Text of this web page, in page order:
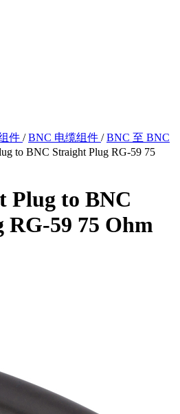
件 / BNC 电缆组件 / BNC 至 BNC
to BNC Straight Plug RG-59 75
Plug to BNC
59 75 Ohm